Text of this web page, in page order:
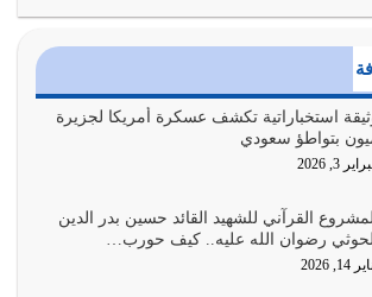
أهم مصدر لمعرفة رسول الله معرفة سيرته
عظمته
قيِّم نفسك هنا اترك القرآن على أصله
ما لديك على…
هو عدو الله معناه أن تكون نقاط الضعف
الله عليه إذا…
استخباراتية تكشف عسكرة أمريكا لجزيرة
بتواطؤ سعودي
3, 2026
المشروع القرآني للشهيد القائد حسين بدر الدين
الحوثي رضوان الله عليه.. كيف حورب…
2026